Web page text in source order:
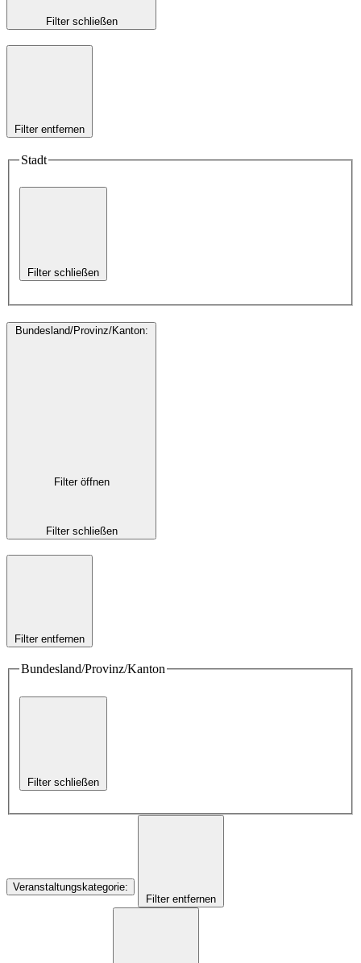
Filter schließen
Filter entfernen
Stadt
Filter schließen
Bundesland/Provinz/Kanton:
Filter öffnen
Filter schließen
Filter entfernen
Bundesland/Provinz/Kanton
Filter schließen
Veranstaltungskategorie:
Filter entfernen